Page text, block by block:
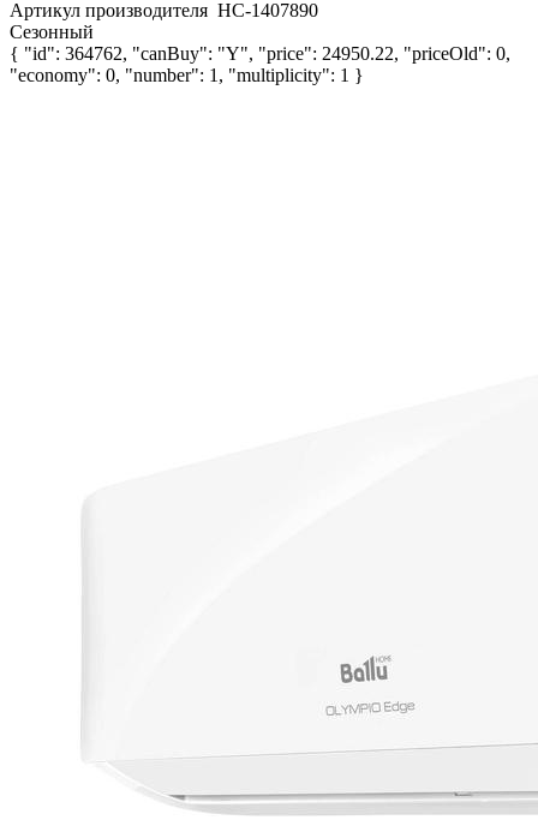
Артикул производителя НС-1407890
Сезонный
{ "id": 364762, "canBuy": "Y", "price": 24950.22, "priceOld": 0,
"economy": 0, "number": 1, "multiplicity": 1 }